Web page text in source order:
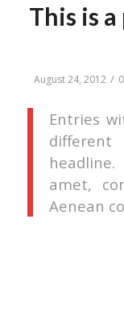
This is
August 24, 2012 /
Entries
amet,
Aenean